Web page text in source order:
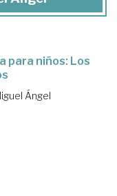
para niños: Los
Ángel